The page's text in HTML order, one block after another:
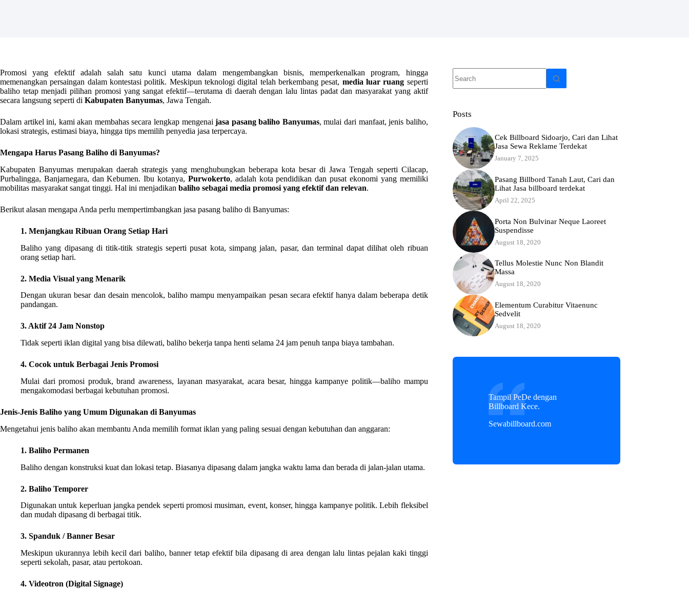
Promosi yang efektif adalah salah satu kunci utama dalam mengembangkan bisnis, memperkenalkan program, hingga
memenangkan persaingan dalam kontestasi politik. Meskipun teknologi digital telah berkembang pesat, media luar ruang seperti
baliho tetap menjadi pilihan promosi yang sangat efektif—terutama di daerah dengan lalu lintas padat dan masyarakat yang aktif
secara langsung seperti di Kabupaten Banyumas, Jawa Tengah.
Dalam artikel ini, kami akan membahas secara lengkap mengenaijasa pasang baliho Banyumas, mulai dari manfaat, jenis baliho,
lokasi strategis, estimasi biaya, hingga tips memilih penyedia jasa terpercaya.
Mengapa Harus Pasang Baliho di Banyumas?
Kabupaten Banyumas merupakan daerah strategis yang menghubungkan beberapa kota besar di Jawa Tengah seperti Cilacap,
Purbalingga, Banjarnegara, dan Kebumen. Ibu kotanya, Purwokerto, adalah kota pendidikan dan pusat ekonomi yang memiliki
mobilitas masyarakat sangat tinggi. Hal ini menjadikan baliho sebagai media promosi yang efektif dan relevan.
Berikut alasan mengapa Anda perlu mempertimbangkan jasa pasang baliho di Banyumas:
1. Menjangkau Ribuan Orang Setiap Hari
Baliho yang dipasang di titik-titik strategis seperti pusat kota, simpang jalan, pasar, dan terminal dapat dilihat oleh ribuan
orang setiap hari.
2. Media Visual yang Menarik
Dengan ukuran besar dan desain mencolok, baliho mampu menyampaikan pesan secara efektif hanya dalam beberapa detik
pandangan.
3. Aktif 24 Jam Nonstop
Tidak seperti iklan digital yang bisa dilewati, baliho bekerja tanpa henti selama 24 jam penuh tanpa biaya tambahan.
4. Cocok untuk Berbagai Jenis Promosi
Mulai dari promosi produk, brand awareness, layanan masyarakat, acara besar, hingga kampanye politik—baliho mampu
mengakomodasi berbagai kebutuhan promosi.
Jenis-Jenis Baliho yang Umum Digunakan di Banyumas
Mengetahui jenis baliho akan membantu Anda memilih format iklan yang paling sesuai dengan kebutuhan dan anggaran:
1. Baliho Permanen
Baliho dengan konstruksi kuat dan lokasi tetap. Biasanya dipasang dalam jangka waktu lama dan berada di jalan-jalan utama.
2. Baliho Temporer
Digunakan untuk keperluan jangka pendek seperti promosi musiman, event, konser, hingga kampanye politik. Lebih fleksibel
dan mudah dipasang di berbagai titik.
3. Spanduk / Banner Besar
Meskipun ukurannya lebih kecil dari baliho, banner tetap efektif bila dipasang di area dengan lalu lintas pejalan kaki tinggi
seperti sekolah, pasar, atau pertokoan.
4. Videotron (Digital Signage)
results
Posts
Cek Billboard Sidoarjo, Cari dan Lihat
Jasa Sewa Reklame Terdekat
January 7, 2025
Pasang Billbord Tanah Laut, Cari dan
Lihat Jasa billboard terdekat
April 22, 2025
Porta Non Bulvinar Neque Laoreet
Suspendisse
August 18, 2020
Tellus Molestie Nunc Non Blandit
Massa
August 18, 2020
Elementum Curabitur Vitaenunc
Sedvelit
August 18, 2020
Tampil PeDe dengan
Billboard Kece.
Sewabillboard.com